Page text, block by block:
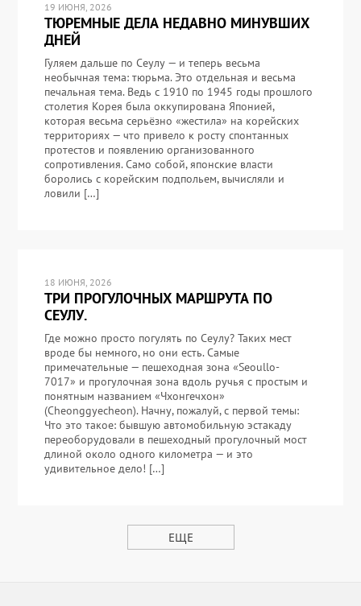
19 ИЮНЯ, 2026
ТЮРЕМНЫЕ ДЕЛА НЕДАВНО МИНУВШИХ
ДНЕЙ
Гуляем дальше по Сеулу — и теперь весьма
необычная тема: тюрьма. Это отдельная и весьма
печальная тема. Ведь с 1910 по 1945 годы прошлого
столетия Корея была оккупирована Японией,
которая весьма серьёзно «жестила» на корейских
территориях — что привело к росту спонтанных
протестов и появлению организованного
сопротивления. Само собой, японские власти
боролись с корейским подпольем, вычисляли и
ловили […]
18 ИЮНЯ, 2026
ТРИ ПРОГУЛОЧНЫХ МАРШРУТА ПО
СЕУЛУ.
Где можно просто погулять по Сеулу? Таких мест
вроде бы немного, но они есть. Самые
примечательные — пешеходная зона «Seoullo-
7017» и прогулочная зона вдоль ручья с простым и
понятным названием «Чхонгечхон»
(Cheonggyecheon). Начну, пожалуй, с первой темы:
Что это такое: бывшую автомобильную эстакаду
переоборудовали в пешеходный прогулочный мост
длиной около одного километра — и это
удивительное дело! […]
ЕЩЕ